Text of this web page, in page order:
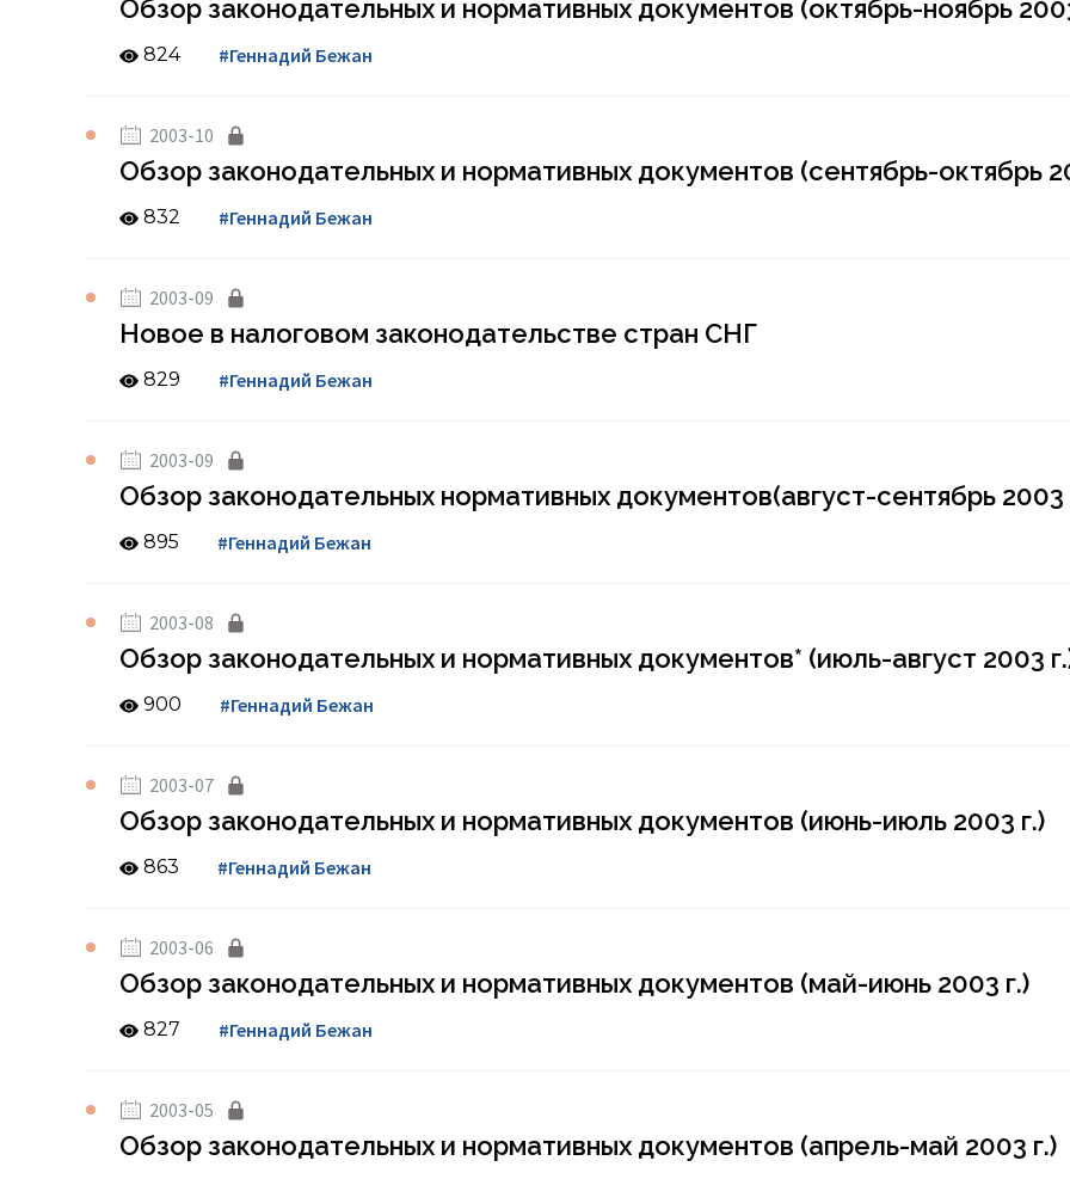
Обзор законодательных и нормативных документов (октябрь-ноябрь
824 #Геннадий Бежан
2003-10
Обзор законодательных и нормативных документов (сентябрь-октябрь
832 #Геннадий Бежан
2003-09
Новое в налоговом законодательстве стран СНГ
829 #Геннадий Бежан
2003-09
Обзор законодательных нормативных документов(август-сентябрь 2003
895 #Геннадий Бежан
2003-08
Обзор законодательных и нормативных документов* (июль-август 2003
900 #Геннадий Бежан
2003-07
Обзор законодательных и нормативных документов (июнь-июль 2003 г.)
863 #Геннадий Бежан
2003-06
Обзор законодательных и нормативных документов (май-июнь 2003 г.)
827 #Геннадий Бежан
2003-05
Обзор законодательных и нормативных документов (апрель-май 2003 г.)